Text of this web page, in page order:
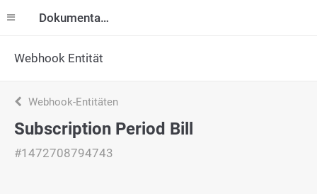
Dokumentation
Webhook Entität
Webhook-Entitäten
Subscription Period Bill
#1472708794743